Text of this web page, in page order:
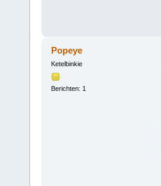
Popeye
Ketelbinkie
Berichten: 1